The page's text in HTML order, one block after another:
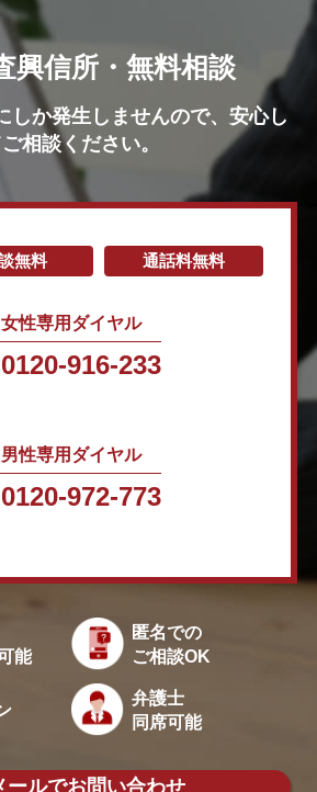
興信所・無料相談
しか発生しませんので、安心し
相談ください。
無料 通話料無料
女性専用ダイヤル
0120-916-233
男性専用ダイヤル
0120-972-773
能
匿名での
ご相談OK
弁護士
同席可能
ールでお問い合わせ